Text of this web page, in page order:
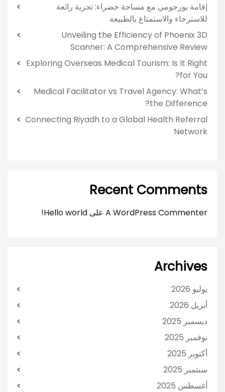
إقامة بورجومي مع مساحة خضراء: تجربة رائعة
للاسترخاء والاستمتاع بالطبيعة
Unveiling the Efficiency of Phoenix 3D
Scanner: A Comprehensive Review
Exploring Overseas Medical Tourism: Is It Right
for You?
Medical Facilitator vs Travel Agency: What’s
the Difference?
Connecting Riyadh to a Global Health Referral
Network
Recent Comments
A WordPress Commenter على Hello world!
Archives
يوليو 2026
أبريل 2026
ديسمبر 2025
نوفمبر 2025
أكتوبر 2025
سبتمبر 2025
أغسطس 2025